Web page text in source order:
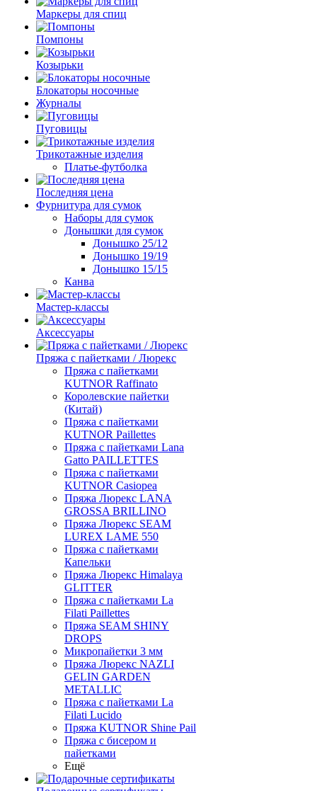
Маркеры для спиц
Помпоны
Козырьки
Блокаторы носочные
Журналы
Пуговицы
Трикотажные изделия
Платье-футболка
Последняя цена
Фурнитура для сумок
Наборы для сумок
Донышки для сумок
Донышко 25/12
Донышко 19/19
Донышко 15/15
Канва
Мастер-классы
Аксессуары
Пряжа с пайетками / Люрекс
Пряжа с пайетками
KUTNOR Raffinato
Королевские пайетки
(Китай)
Пряжа с пайетками
KUTNOR Paillettes
Пряжа с пайетками Lana
Gatto PAILLETTES
Пряжа с пайетками
KUTNOR Casiopea
Пряжа Люрекс LANA
GROSSA BRILLINO
Пряжа Люрекс SEAM
LUREX LAME 550
Пряжа с пайетками
Капельки
Пряжа Люрекс Himalaya
GLITTER
Пряжа с пайетками La
Filati Paillettes
Пряжа SEAM SHINY
DROPS
Микропайетки 3 мм
Пряжа Люрекс NAZLI
GELIN GARDEN
METALLIC
Пряжа с пайетками La
Filati Lucido
Пряжа KUTNOR Shine Pail
Пряжа с бисером и
пайетками
Ещё